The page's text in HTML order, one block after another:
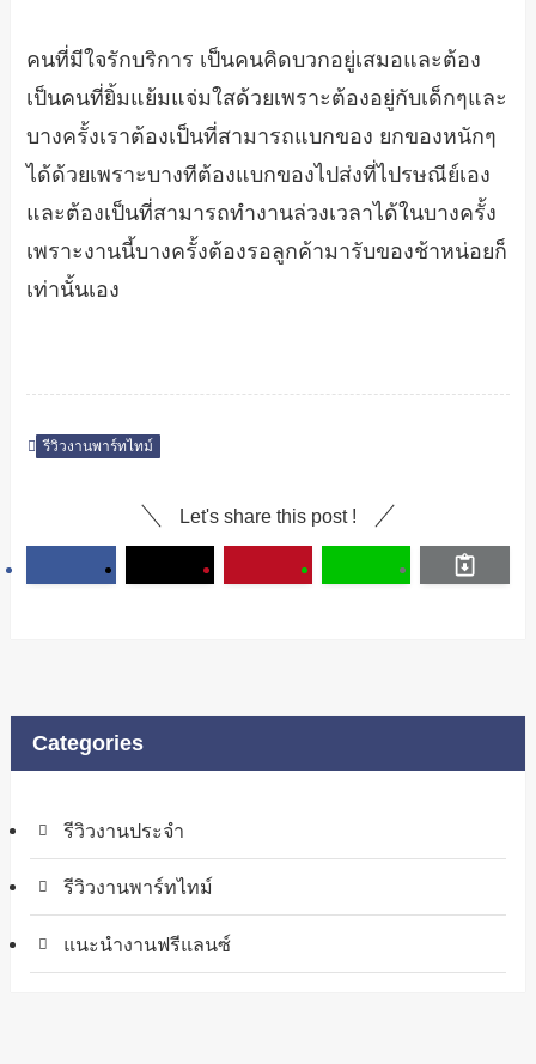
คนที่มีใจรักบริการ เป็นคนคิดบวกอยู่เสมอและต้อง
เป็นคนที่ยิ้มแย้มแจ่มใสด้วยเพราะต้องอยู่กับเด็กๆและ
บางครั้งเราต้องเป็นที่สามารถแบกของ ยกของหนักๆ
ได้ด้วยเพราะบางทีต้องแบกของไปส่งที่ไปรษณีย์เอง
และต้องเป็นที่สามารถทำงานล่วงเวลาได้ในบางครั้ง
เพราะงานนี้บางครั้งต้องรอลูกค้ามารับของช้าหน่อยก็
เท่านั้นเอง
รีวิวงานพาร์ทไทม์
Let's share this post !
Categories
รีวิวงานประจำ
รีวิวงานพาร์ทไทม์
แนะนำงานฟรีแลนซ์